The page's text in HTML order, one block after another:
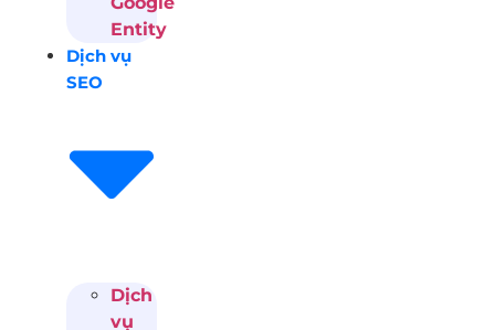
Entity
Dịch vụ
SEO
Dịch
vụ